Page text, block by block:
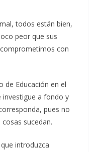
todos están bien,
peor que sus
con
de Educación en el
investigue a fondo y
pues no
sucedan.
introduzca